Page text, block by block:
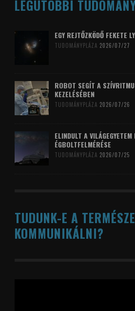
LEGUTÓBBI
EGY REJTŐZKÖDŐ FEKETE
TUDOMÁNYPLÁZA 2026/07/27
ROBOT SEGÍT A
KEZELÉSÉBEN
TUDOMÁNYPLÁZA 2026/07/26
ELINDULT A VILÁGEGYETEM
ÉGBOLTFELMÉRÉSE
TUDOMÁNYPLÁZA 2026/07/25
TUDUNK-E A
KOMMUNIKÁLNI?